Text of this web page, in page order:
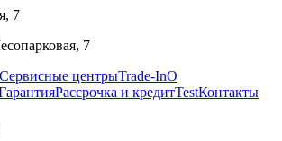
7
Сервисные центрыTrade-InО
Рассрочка и кредитTestКонтакты